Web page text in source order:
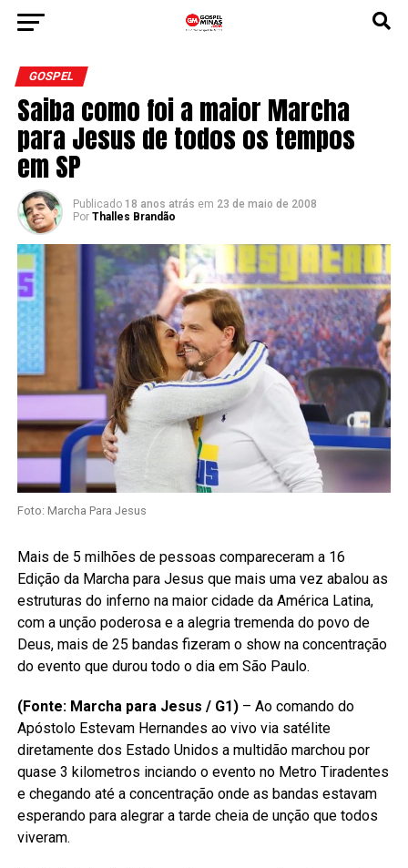
GOSPEL
Saiba como foi a maior Marcha
para Jesus de todos os tempos
em SP
Publicado 18 anos atrás em 23 de maio de 2008
Por Thalles Brandão
Foto: Marcha Para Jesus
Mais de 5 milhões de pessoas compareceram a 16
Edição da Marcha para Jesus que mais uma vez abalou as
estruturas do inferno na maior cidade da América Latina,
com a unção poderosa e a alegria tremenda do povo de
Deus, mais de 25 bandas fizeram o show na concentração
do evento que durou todo o dia em São Paulo.
(Fonte: Marcha para Jesus / G1)– Ao comando do
Apóstolo Estevam Hernandes ao vivo via satélite
diretamente dos Estado Unidos a multidão marchou por
quase 3 kilometros inciando o evento no Metro Tiradentes
e chegando até a concentração onde as bandas estavam
esperando para alegrar a tarde cheia de unção que todos
viveram.